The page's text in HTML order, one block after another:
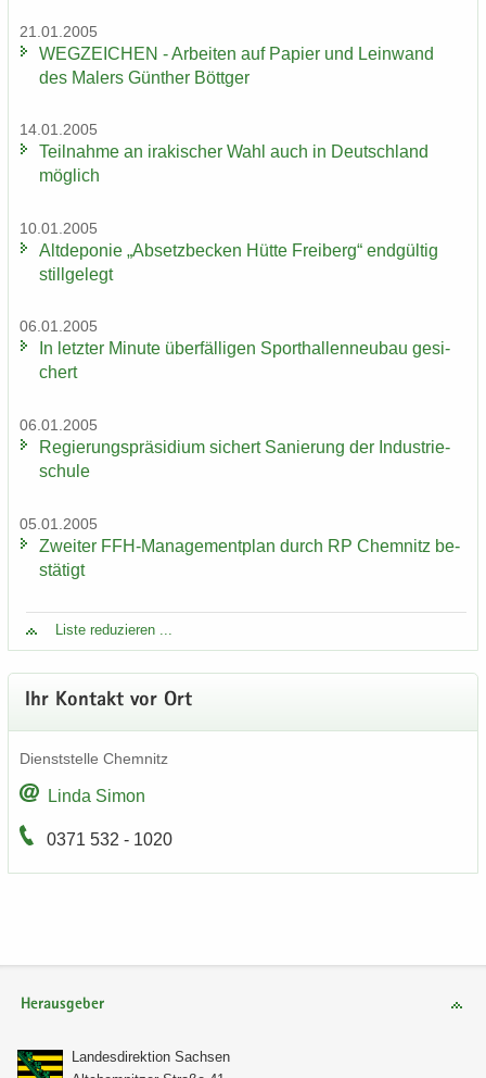
21.01.2005
WEG­ZEI­CHEN - Ar­bei­ten auf Pa­pier und Lein­wand
des Ma­lers Gün­ther Bött­ger
14.01.2005
Teil­nah­me an ira­ki­scher Wahl auch in Deutsch­land
mög­lich
10.01.2005
Alt­de­po­nie „Ab­setz­be­cken Hütte Frei­berg“ end­gül­tig
still­ge­legt
06.01.2005
In letz­ter Mi­nu­te über­fäl­li­gen Sport­hal­len­neu­bau ge­si­
chert
06.01.2005
Re­gie­rungs­prä­si­di­um si­chert Sa­nie­rung der In­dus­trie­
schu­le
05.01.2005
Zwei­ter FFH-​Managementplan durch RP Chem­nitz be­
stä­tigt
Liste re­du­zie­ren ...
Ihr Kon­takt vor Ort
Dienst­stel­le Chem­nitz
Linda Simon
0371 532 - 1020
Herausgeber
Lan­des­di­rek­ti­on Sach­sen